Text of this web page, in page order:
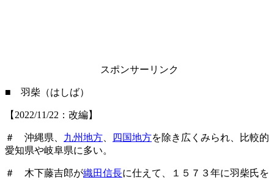
スポンサーリンク
■ 羽柴（はしば）
【2022/11/22：改編】
＃ 沖縄県、 九州地方 四国地方を除き広くみられ、比較的
愛知県や岐阜県に多い。
＃ 木下藤吉郎が織田信長に仕えて、１５７３年に羽柴氏を